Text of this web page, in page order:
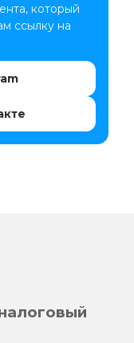
который
ссылку на